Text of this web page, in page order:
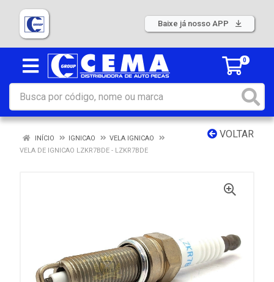
Baixe já nosso APP
0
VOLTAR
INÍCIO IGNICAO
VELA IGNICAO
VELA DE IGNICAO LZKR7BDE - LZKR7BDE